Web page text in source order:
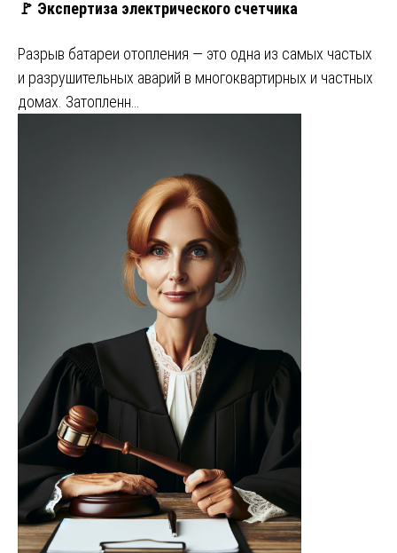
🚩 Экспертиза электрического счетчика
Разрыв батареи отопления — это одна из самых частых
и разрушительных аварий в многоквартирных и частных
домах. Затопленн…